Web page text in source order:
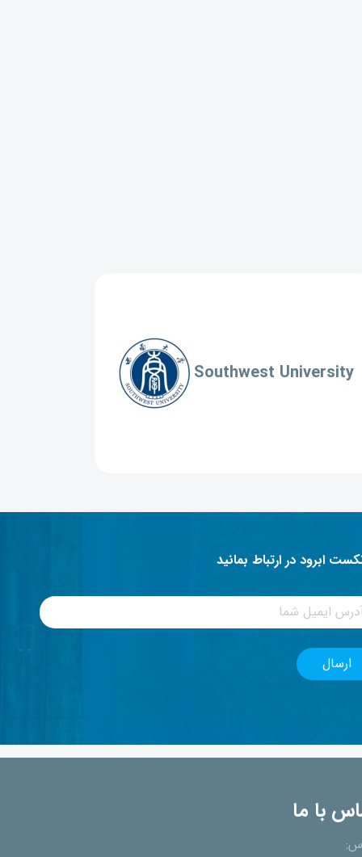
Southwest University
ابرود در ارتباط بمانید
با ما